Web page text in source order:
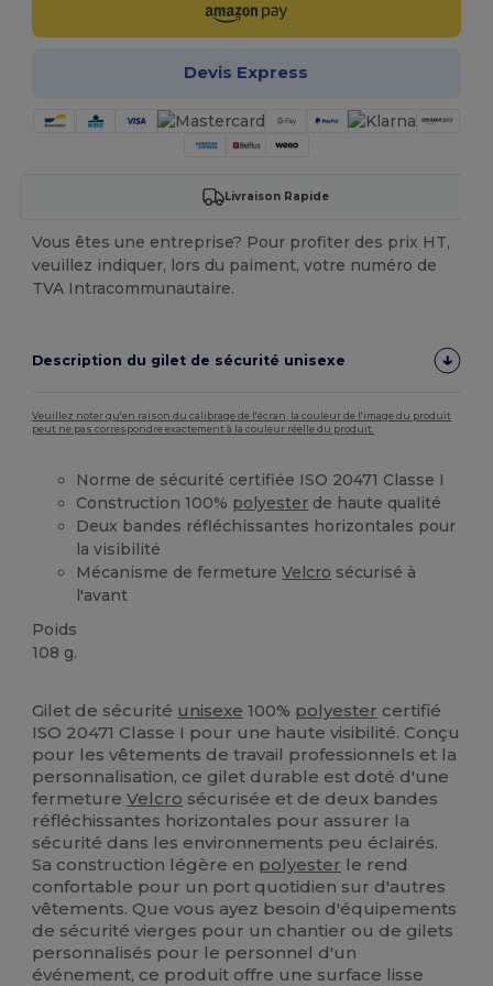
Devis Express
Livraison Rapide
Vous êtes une entreprise? Pour profiter des prix HT,
veuillez indiquer, lors du paiment, votre numéro de
TVA Intracommunautaire.
Description du gilet de sécurité unisexe
Veuillez noter qu'en raison du calibrage de l'écran, la couleur de l'image du produit
peut ne pas correspondre exactement à la couleur réelle du produit.
Norme de sécurité certifiée ISO 20471 Classe I
Construction 100% polyester de haute qualité
Deux bandes réfléchissantes horizontales pour
la visibilité
Mécanisme de fermetureVelcro sécurisé à
l'avant
Poids
108 g.
Gilet de sécurité unisexe 100% polyester certifié
ISO 20471 Classe I pour une haute visibilité. Conçu
pour les vêtements de travail professionnels et la
personnalisation, ce gilet durable est doté d'une
fermetureVelcro sécurisée et de deux bandes
réfléchissantes horizontales pour assurer la
sécurité dans les environnements peu éclairés.
Sa construction légère en polyester le rend
confortable pour un port quotidien sur d'autres
vêtements. Que vous ayez besoin d'équipements
de sécurité vierges pour un chantier ou de gilets
personnalisés pour le personnel d'un
événement, ce produit offre une surface lisse